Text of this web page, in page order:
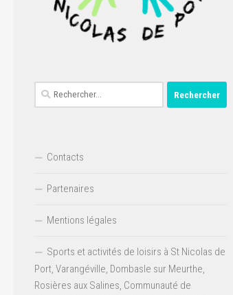
Rechercher :
Contacts
Partenaires
Mentions légales
Sports et activités de loisirs à St Nicolas de
Port, Varangéville, Dombasle sur Meurthe,
Rosières aux Salines, Communauté de